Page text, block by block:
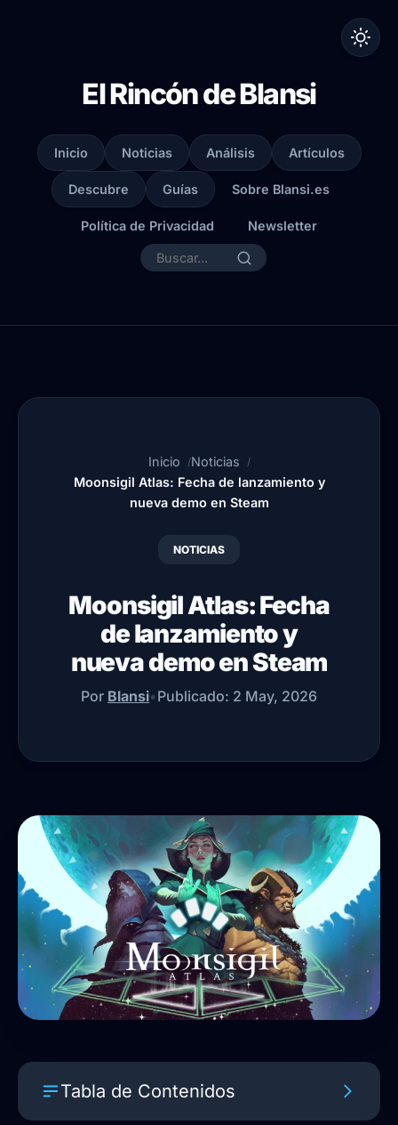
El Rincón de Blansi
Inicio Noticias Análisis Artículos
Descubre Guías Sobre Blansi.es
Política de Privacidad Newsletter
Inicio
Noticias
Moonsigil Atlas: Fecha de lanzamiento y
nueva demo en Steam
NOTICIAS
Moonsigil Atlas: Fecha
de lanzamiento y
nueva demo en Steam
Por Blansi•Publicado: 2 May, 2026
Tabla de Contenidos